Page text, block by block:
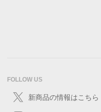
FOLLOW US
新商品の情報はこちら